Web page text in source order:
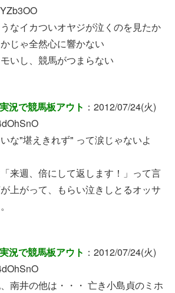
なイカついオヤジが泣くのを見たか
じゃ全然心に響かない
いし、競馬がつまらない
況で競馬板アウト ：2012/07/24(火)
な"堪えきれず" って涙じゃないよ
来週、倍にして返します！」って言
上がって、もらい泣きしとるオッサ
況で競馬板アウト ：2012/07/24(火)
南井の他は・・・ 亡き小島貞のミホ